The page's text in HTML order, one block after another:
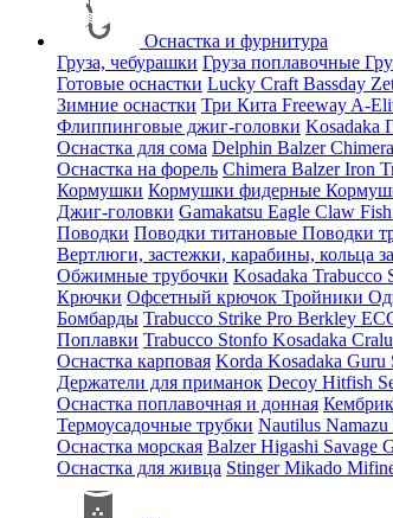
Оснастка и фурнитура
Груза, чебурашки Груза поплавочные
Готовые оснастки Lucky Craft Bassday
Зимние оснастки Три Кита Freeway A-
Флиппинговые джиг-головки Kosadaka
Оснастка для сома Delphin BalzerChimera
Оснастка на форель Chimera BalzerIron
Кормушки Кормушки фидерные
Джиг-головки Gamakatsu Eagle Claw
Поводки Поводки титановые Поводки
Вертлюги, застежки, карабины, кольца
Обжимные трубочки Kosadaka Trabucco
Крючки Офсетный крючок Тройники
Бомбарды Trabucco Strike Pro Berkley
Поплавки Trabucco Stonfo Kosadaka
Оснастка карповая Korda Kosadaka Guru
Держатели для приманок Decoy Hitfish
Оснастка поплавочная и донная
Термоусадочные трубки Nautilus Namazu
Оснастка морская BalzerHigashi Savage
Оснастка для живца StingerMikado